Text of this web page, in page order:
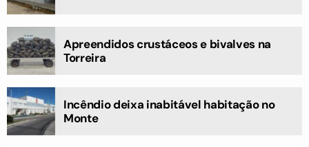
Apreendidos crustáceos e bivalves na
Torreira
Incêndio deixa inabitável habitação no
Monte